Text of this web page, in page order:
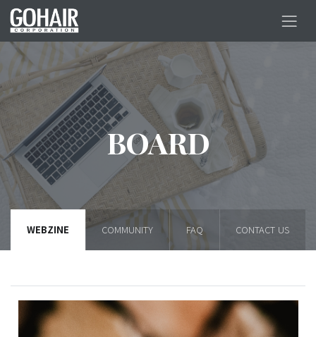
BOARD
WEBZINE COMMUNITY FAQ CONTACT US